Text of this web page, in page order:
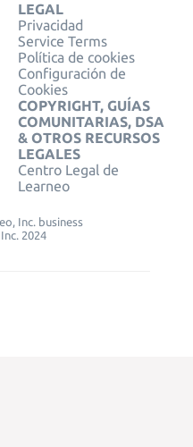
LEGAL
Privacidad
Service Terms
Política de cookies
Configuración de
Cookies
COPYRIGHT, GUÍAS
COMUNITARIAS, DSA
& OTROS RECURSOS
LEGALES
Centro Legal de
Learneo
Inc. business
2024